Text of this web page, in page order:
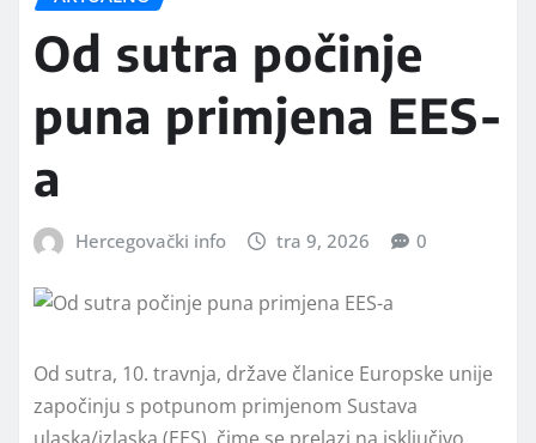
Od sutra počinje
puna primjena EES-
a
Hercegovački info tra 9, 2026 0
Od sutra, 10. travnja, države članice Europske unije
započinju s potpunom primjenom Sustava